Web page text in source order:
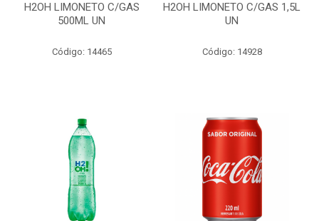
H2OH LIMONETO C/GAS
500ML UN
Código: 14465
H2OH LIMONETO C/GAS 1,5L
UN
Código: 14928